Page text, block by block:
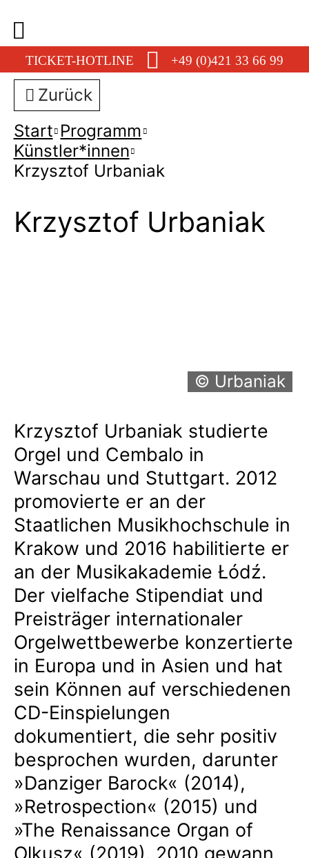
TICKET-HOTLINE +49 (0)421 33 66 99
Zurück
Start Programm
Künstler*innen
Krzysztof Urbaniak
Krzysztof Urbaniak
© Urbaniak
Krzysztof Urbaniak studierte
Orgel und Cembalo in
Warschau und Stuttgart. 2012
promovierte er an der
Staatlichen Musikhochschule in
Krakow und 2016 habilitierte er
an der Musikakademie Łódź.
Der vielfache Stipendiat und
Preisträger internationaler
Orgelwettbewerbe konzertierte
in Europa und in Asien und hat
sein Können auf verschiedenen
CD-Einspielungen
dokumentiert, die sehr positiv
besprochen wurden, darunter
»Danziger Barock« (2014),
»Retrospection« (2015) und
»The Renaissance Organ of
Olkusz« (2019). 2010 gewann